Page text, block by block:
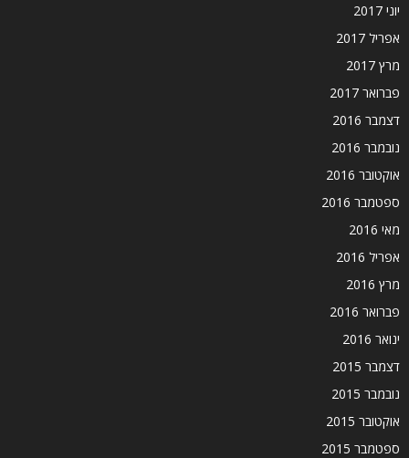
יוני 2017
אפריל 2017
מרץ 2017
פברואר 2017
דצמבר 2016
נובמבר 2016
אוקטובר 2016
ספטמבר 2016
מאי 2016
אפריל 2016
מרץ 2016
פברואר 2016
ינואר 2016
דצמבר 2015
נובמבר 2015
אוקטובר 2015
ספטמבר 2015